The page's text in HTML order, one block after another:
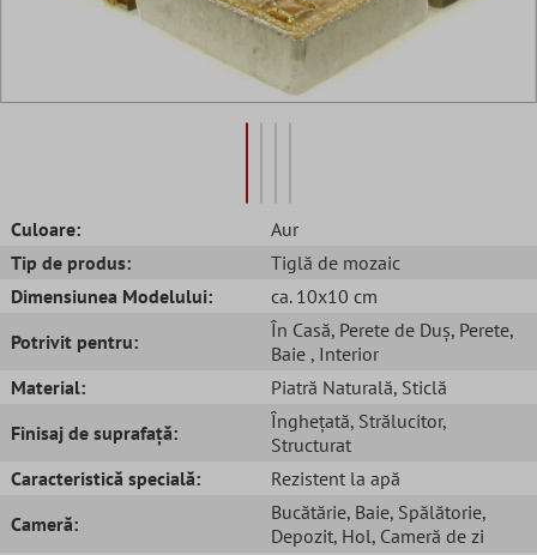
Culoare:
Aur
Tip de produs:
Tiglă de mozaic
Dimensiunea Modelului:
ca. 10x10 cm
Potrivit pentru:
În Casă, Perete de Duș, Perete,
Baie , Interior
Material:
Piatră Naturală, Sticlă
Finisaj de suprafață:
Înghețată, Strălucitor,
Structurat
Caracteristică specială:
Rezistent la apă
Cameră:
Bucătărie, Baie, Spălătorie,
Depozit, Hol, Cameră de zi